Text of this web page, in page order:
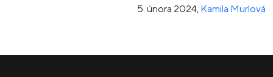
5. února 2024, Kamila Murlová